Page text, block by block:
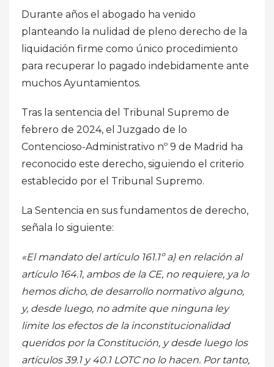
Durante años el abogado ha venido
planteando la nulidad de pleno derecho de la
liquidación firme como único procedimiento
para recuperar lo pagado indebidamente ante
muchos Ayuntamientos.
Tras la sentencia del Tribunal Supremo de
febrero de 2024, el Juzgado de lo
Contencioso-Administrativo nº 9 de Madrid ha
reconocido este derecho, siguiendo el criterio
establecido por el Tribunal Supremo.
La Sentencia en sus fundamentos de derecho,
señala lo siguiente:
«El mandato del artículo 161.1º a) en relación al
artículo 164.1, ambos de la CE, no requiere, ya lo
hemos dicho, de desarrollo normativo alguno,
y, desde luego, no admite que ninguna ley
limite los efectos de la inconstitucionalidad
queridos por la Constitución, y desde luego los
artículos 39.1 y 40.1 LOTC no lo hacen. Por tanto,